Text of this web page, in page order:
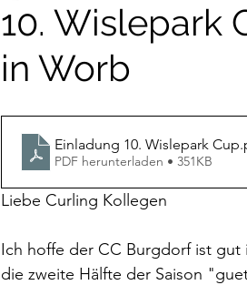
10. Wislepark
in Worb
Einladung 10. Wislepark Cup
PDF herunterladen • 351KB
Liebe Curling Kollegen
Ich hoffe der CC Burgdorf ist gut
die zweite Hälfte der Saison